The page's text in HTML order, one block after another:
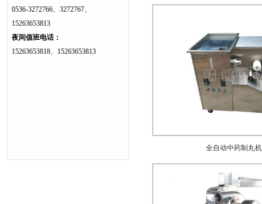
0536-3272766、3272767、
15263653813
夜间值班电话：
15263653818、15263653813
全自动中药制丸机